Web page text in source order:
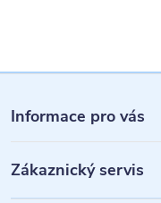
á
p
a
Informace pro vás
Zákaznický servis